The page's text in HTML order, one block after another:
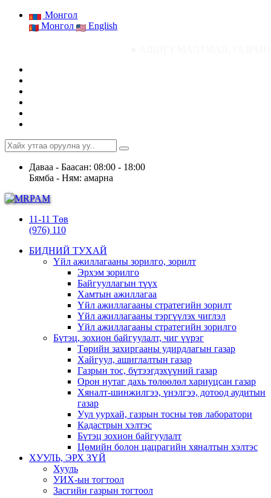
Монгол
Монгол
English
Даваа - Баасан: 08:00 - 18:00
Бямба - Ням: амарна
11-11 Төв
(976) 110
БИДНИЙ ТУХАЙ
Үйл ажиллагааны зорилго, зорилт
Эрхэм зорилго
Байгууллагын түүх
Хамтын ажиллагаа
Үйл ажиллагааны стратегийн зорилт
Үйл ажиллагааны тэргүүлэх чиглэл
Үйл ажиллагааны стратегийн зорилго
Бүтэц, зохион байгуулалт, чиг үүрэг
Төрийн захиргааны удирдлагын газар
Хайгуул, ашиглалтын газар
Газрын тос, бүтээгдэхүүний газар
Орон нутаг дахь төлөөлөл хариуцсан газар
Хяналт-шинжилгээ, үнэлгээ, дотоод аудитын
газар
Уул уурхай, газрын тосны төв лаборатори
Кадастрын хэлтэс
Бүтэц зохион байгуулалт
Цөмийн болон цацрагийн хяналтын хэлтэс
ХУУЛЬ, ЭРХ ЗҮЙ
Хууль
УИХ-ын тогтоол
Засгийн газрын тогтоол